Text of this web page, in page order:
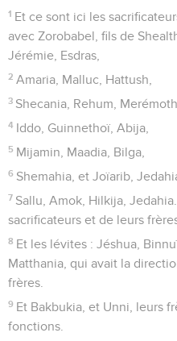
1 Et ce sont ici les
avec Zorobabel, fils de
Jérémie, Esdras,
2 Amaria, Malluc, Hattush,
3 Shecania, Rehum, Merémoth,
4 Iddo, Guinnethoï, Abija,
5 Mijamin, Maadia, Bilga,
6 Shemahia, et Joïarib,
7 Sallu, Amok, Hilkija,
sacrificateurs et de leurs
8 Et les lévites : Jéshua,
Matthania, qui avait la
frères.
9 Et Bakbukia, et Unni, leurs
fonctions.